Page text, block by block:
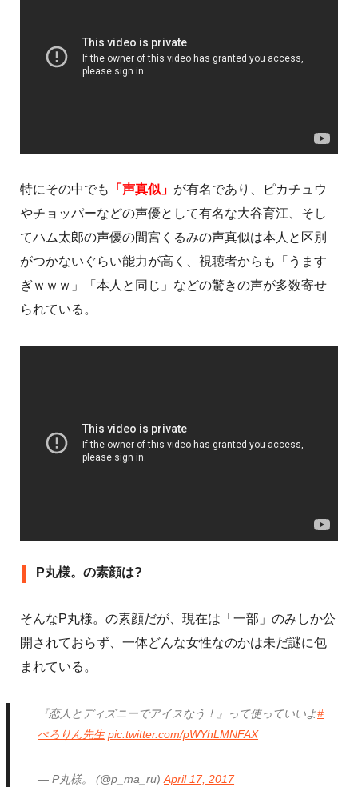
特にその中でも 「声真似」 が有名であり、ピカチュウ
やチョッパーなどの声優として有名な大谷育江、そし
てハム太郎の声優の間宮くるみの声真似は本人と区別
がつかないぐらい能力が高く、視聴者からも「うます
ぎｗｗｗ」「本人と同じ」などの驚きの声が多数寄せ
られている。
P丸様。の素顔は?
そんなP丸様。の素顔だが、現在は「一部」のみしか公
開されておらず、一体どんな女性なのかは未だ謎に包
まれている。
『恋人とディズニーでアイスなう！』って使っていいよ#
ぺろりん先生 pic.twitter.com/pWYhLMNFAX
— P丸様。 (@p_ma_ru)April 17, 2017